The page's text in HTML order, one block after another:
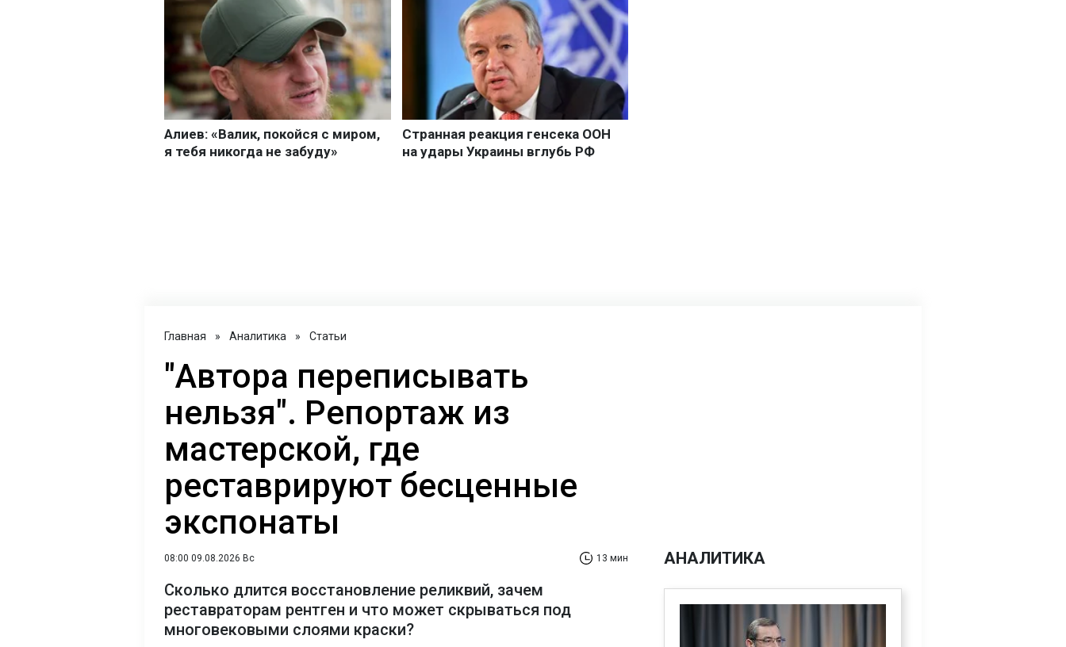
Главная » Аналитика » Статьи
"Автора переписывать
нельзя". Репортаж из
мастерской, где
реставрируют бесценные
экспонаты
08:00 09.08.2026 Вс 13 мин
Сколько длится восстановление реликвий, зачем
реставраторам рентген и что может скрываться под
многовековыми слоями краски?
АНАЛИТИКА